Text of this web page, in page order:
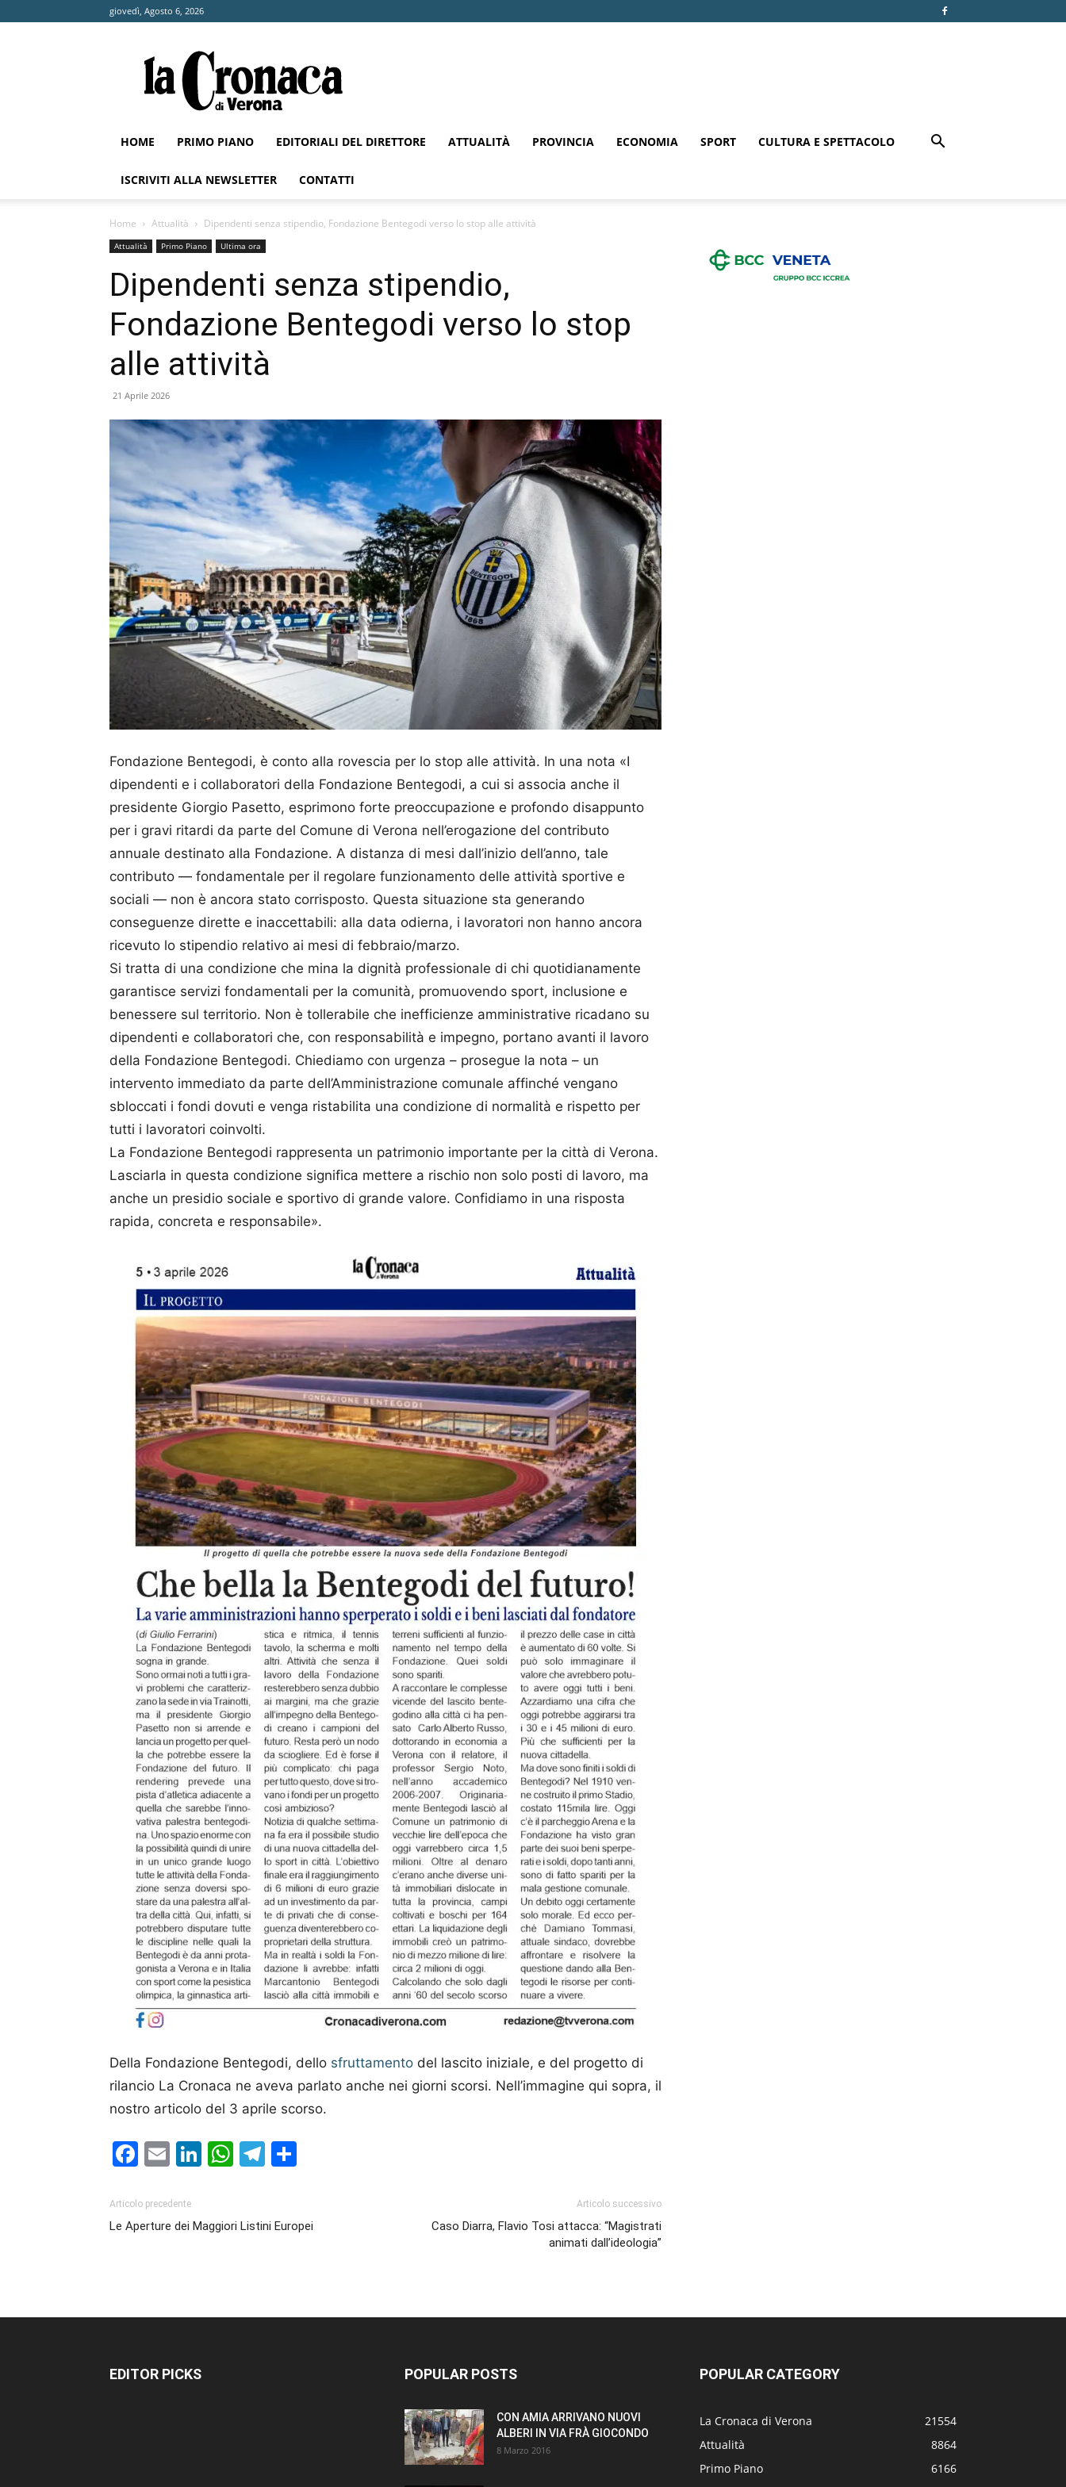
giovedì, Agosto 6, 2026
Cronaca
di
Verona
HOME PRIMO PIANO EDITORIALI DEL DIRETTORE ATTUALITÀ PROVINCIA ECONOMIA SPORT CULTURA E SPETTACOLO
ISCRIVITI ALLA NEWSLETTER CONTATTI
Home Attualità Dipendenti senza stipendio, Fondazione Bentegodi verso lo stop alle attività
Attualità Primo Piano Ultima ora
Dipendenti senza stipendio,
Fondazione Bentegodi verso lo stop
alle attività
21 Aprile 2026
Fondazione Bentegodi, è conto alla rovescia per lo stop alle attività. In una nota «I
dipendenti e i collaboratori della Fondazione Bentegodi, a cui si associa anche il
presidente Giorgio Pasetto, esprimono forte preoccupazione e profondo disappunto
per i gravi ritardi da parte del Comune di Verona nell’erogazione del contributo
annuale destinato alla Fondazione. A distanza di mesi dall’inizio dell’anno, tale
contributo — fondamentale per il regolare funzionamento delle attività sportive e
sociali — non è ancora stato corrisposto. Questa situazione sta generando
conseguenze dirette e inaccettabili: alla data odierna, i lavoratori non hanno ancora
ricevuto lo stipendio relativo ai mesi di febbraio/marzo.
Si tratta di una condizione che mina la dignità professionale di chi quotidianamente
garantisce servizi fondamentali per la comunità, promuovendo sport, inclusione e
benessere sul territorio. Non è tollerabile che inefficienze amministrative ricadano su
dipendenti e collaboratori che, con responsabilità e impegno, portano avanti il lavoro
della Fondazione Bentegodi. Chiediamo con urgenza – prosegue la nota – un
intervento immediato da parte dell’Amministrazione comunale affinché vengano
sbloccati i fondi dovuti e venga ristabilita una condizione di normalità e rispetto per
tutti i lavoratori coinvolti.
La Fondazione Bentegodi rappresenta un patrimonio importante per la città di Verona.
Lasciarla in questa condizione significa mettere a rischio non solo posti di lavoro, ma
anche un presidio sociale e sportivo di grande valore. Confidiamo in una risposta
rapida, concreta e responsabile».
Della Fondazione Bentegodi, dello sfruttamento del lascito iniziale, e del progetto di
rilancio La Cronaca ne aveva parlato anche nei giorni scorsi. Nell’immagine qui sopra, il
nostro articolo del 3 aprile scorso.
Facebook
EmailLinkedIn
WhatsApp
Telegram
Articolo precedente
Le Aperture dei Maggiori Listini Europei
Articolo successivo
Caso Diarra, Flavio Tosi attacca: “Magistrati
animati dall’ideologia”
EDITOR PICKS POPULAR POSTS
CON AMIA ARRIVANO NUOVI
ALBERI IN VIA FRÀ GIOCONDO
8 Marzo 2016
POPULAR CATEGORY
La Cronaca di Verona
21554
Attualità
8864
Primo Piano
6166